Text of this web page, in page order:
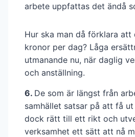
arbete uppfattas det ändå
Hur ska man då förklara
kronor per dag? Låga
utmanande nu, när daglig
och anställning.
6. De som är längst från
samhället satsar på att få
dock rätt till ett rikt och
verksamhet ett sätt att nå